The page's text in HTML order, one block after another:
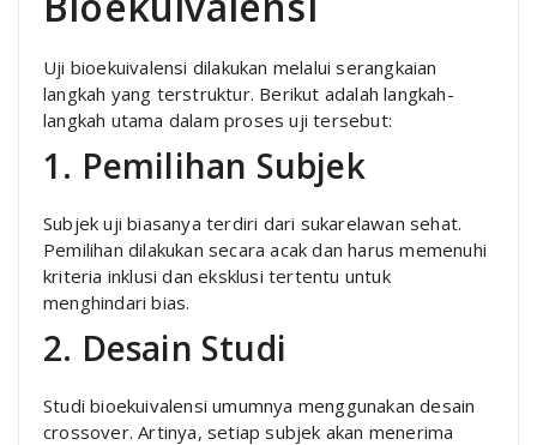
Uji bioekuivalensi dilakukan melalui serangkaian
langkah yang terstruktur. Berikut adalah langkah-
langkah utama dalam proses uji tersebut:
1. Pemilihan Subjek
Subjek uji biasanya terdiri dari sukarelawan sehat.
Pemilihan dilakukan secara acak dan harus memenuhi
kriteria inklusi dan eksklusi tertentu untuk
menghindari bias.
2. Desain Studi
Studi bioekuivalensi umumnya menggunakan desain
crossover. Artinya, setiap subjek akan menerima